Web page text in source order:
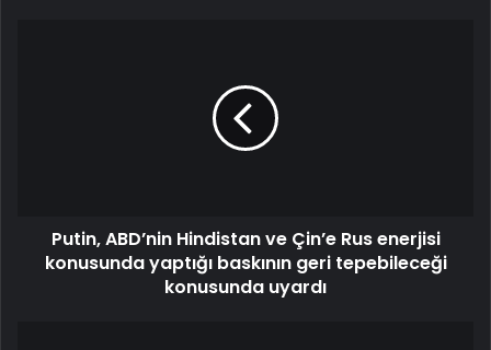
Putin, ABD’nin Hindistan ve Çin’e Rus enerjisi
konusunda yaptığı baskının geri tepebileceği
konusunda uyardı